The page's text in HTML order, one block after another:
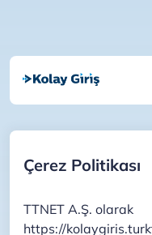
Çerez Politikası
TTNET A.Ş. olarak
https://